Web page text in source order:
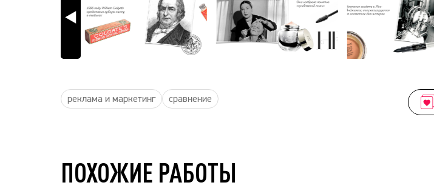
реклама и маркетинг сравнение
ПОХОЖИЕ РАБОТЫ